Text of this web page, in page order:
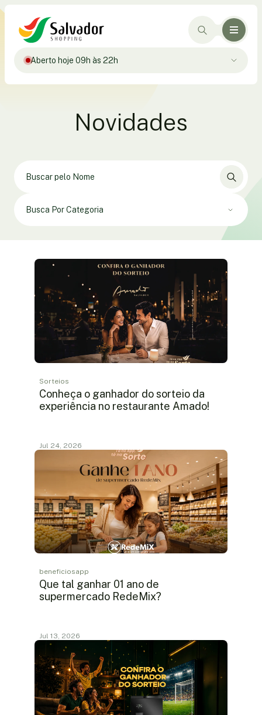
Aberto hoje 09h às 22h
Novidades
Busca Por Categoria
Sorteios
Conheça o ganhador do sorteio da
experiência no restaurante Amado!
Jul 24, 2026
beneficiosapp
Que tal ganhar 01 ano de
supermercado RedeMix?
Jul 13, 2026